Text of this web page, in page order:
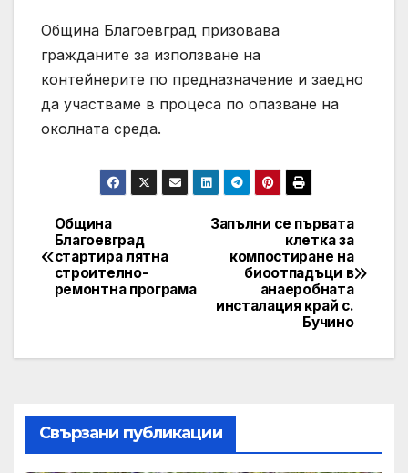
Община Благоевград призовава
гражданите за използване на
контейнерите по предназначение и заедно
да участваме в процеса по опазване на
околната среда.
Post
navigation
Запълни се първата
клетка за
компостиране на
биоотпадъци в
анаеробната
инсталация край с.
Бучино
Община
Благоевград
стартира лятна
строително-
ремонтна програма
Свързани публикации